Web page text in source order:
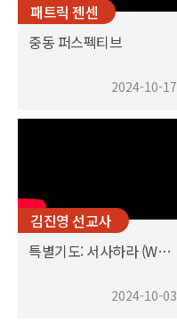
패트릭 젠센
중동 퍼스펙티브
2024-10-17
김진영 선교사
특별기도: 서사하라 (Western Sahara)의 무슬림
2024-10-03